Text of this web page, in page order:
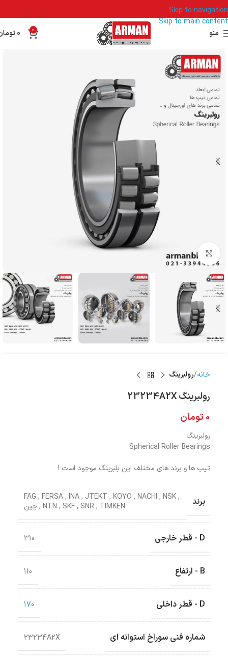
Skip to navigation
Skip to main content
منو
0
0
بزرگنمایی تصویر
خانه رولبرینگ
رولبرینگ 23234A2X
0 تومان
رولبرینگ
Spherical Roller Bearings
تیپ ها و برند های مختلف این بلبرینگ موجود است !
برند FAG , FERSA, INA, JTEKT , KOYO , NACHI , NSK,
NTN , SKF, SNR, TIMKEN
,چین
D - قطر خارجی 310
B - ارتفاع 110
D - قطر داخلی 170
شماره فنی سوراخ استوانه ای 23234A2X